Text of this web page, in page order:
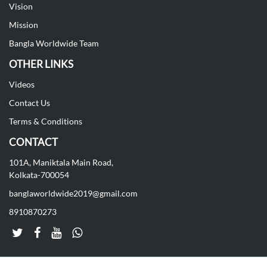
Vision
Mission
Bangla Worldwide Team
OTHER LINKS
Videos
Contact Us
Terms & Conditions
CONTACT
101A, Maniktala Main Road,
Kolkata-700054
banglaworldwide2019@gmail.com
8910870273